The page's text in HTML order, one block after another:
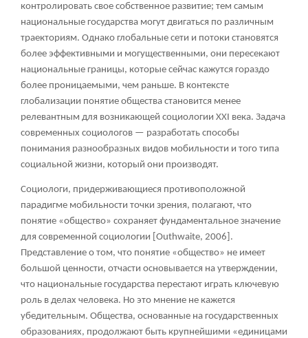
контролировать свое собственное развитие; тем самым
национальные государства могут двигаться по различным
траекториям. Однако глобальные сети и потоки становятся
более эффективными и могущественными, они пересекают
национальные границы, которые сейчас кажутся гораздо
более проницаемыми, чем раньше. В контексте
глобализации понятие общества становится менее
релевантным для возникающей социологии XXI века. Задача
современных социологов — разработать способы
понимания разнообразных видов мобильности и того типа
социальной жизни, который они производят.
Социологи, придерживающиеся противоположной
парадигме мобильности точки зрения, полагают, что
понятие «общество» сохраняет фундаментальное значение
для современной социологии [Outhwaite, 2006].
Представление о том, что понятие «общество» не имеет
большой ценности, отчасти основывается на утверждении,
что национальные государства перестают играть ключевую
роль в делах человека. Но это мнение не кажется
убедительным. Общества, основанные на государственных
образованиях, продолжают быть крупнейшими «единицами